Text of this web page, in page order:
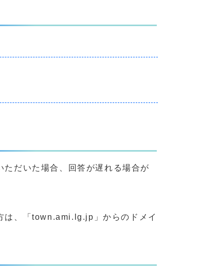
だいた場合、回答が遅れる場合が
は、「town.ami.lg.jp」からのドメイ